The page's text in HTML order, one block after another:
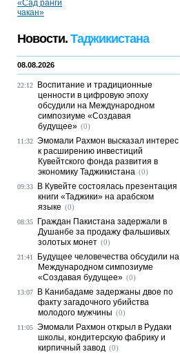
Новости. Таджикистана
08.08.2026
22:12
Воспитание и традиционные
ценности в цифровую эпоху
обсудили на Международном
симпозиуме «Создавая
будущее» (0)
11:32 Эмомали Рахмон высказал интерес
к расширению инвестиций
Кувейтского фонда развития в
экономику Таджикистана (0)
09:33
В Кувейте состоялась презентация
книги «Таджики» на арабском
языке (0)
08:35
Граждан Пакистана задержали в
Душанбе за продажу фальшивых
золотых монет (0)
21:41
Будущее человечества обсудили на
Международном симпозиуме
«Создавая будущее» (0)
13:07
В Канибадаме задержаны двое по
факту загадочного убийства
молодого мужчины (0)
11:05 Эмомали Рахмон открыл в Рудаки
школы, кондитерскую фабрику и
кирпичный завод (0)